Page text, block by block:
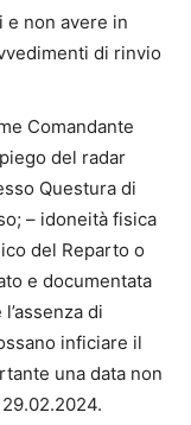
e non avere in
di rinvio
Comandante
del radar
Questura di
– idoneità fisica
del Reparto o
e documentata
di
inficiare il
una data non